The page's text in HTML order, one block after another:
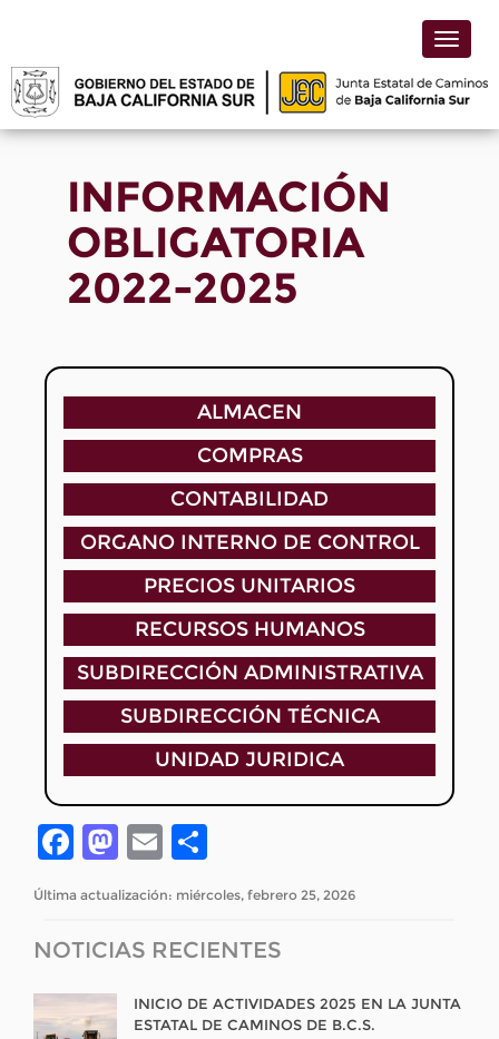
Toggle
INFORMACIÓN
OBLIGATORIA
2022-2025
ALMACEN
COMPRAS
CONTABILIDAD
ORGANO INTERNO DE CONTROL
PRECIOS UNITARIOS
RECURSOS HUMANOS
SUBDIRECCIÓN ADMINISTRATIVA
SUBDIRECCIÓN TÉCNICA
UNIDAD JURIDICA
Facebook
Mastodon
Email
Última actualización: miércoles, febrero 25, 2026
NOTICIAS RECIENTES
INICIO DE ACTIVIDADES 2025 EN LA JUNTA
ESTATAL DE CAMINOS DE B.C.S.